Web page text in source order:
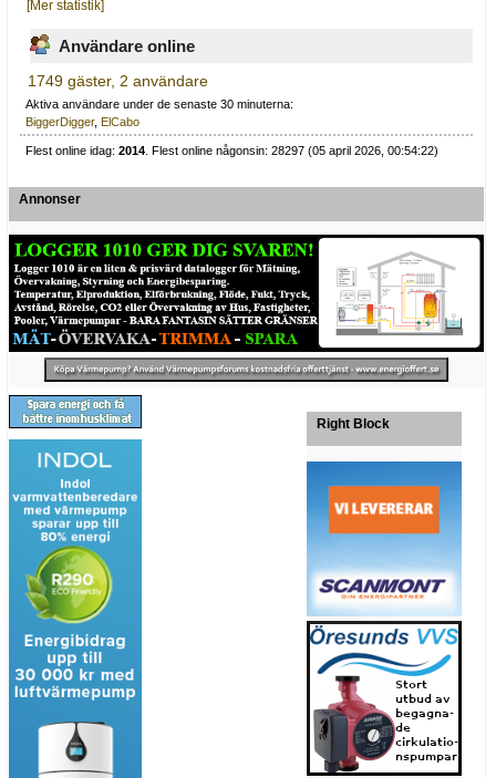
[Mer statistik]
Användare online
1749 gäster, 2 användare
Aktiva användare under de senaste 30 minuterna:
BiggerDigger, ElCabo
Flest online idag:2014 . Flest online någonsin: 28297 (05 april 2026, 00:54:22)
Annonser
Right Block